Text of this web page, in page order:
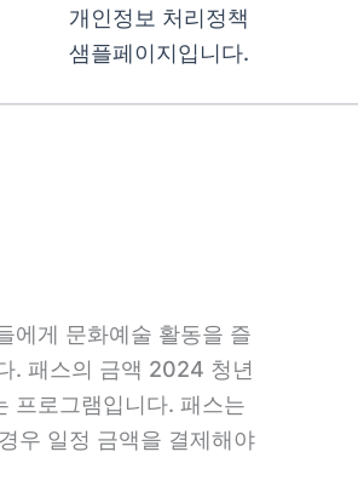
개인정보 처리정책
샘플페이지입니다.
에게 문화예술 활동을 즐
. 패스의 금액 2024 청년
프로그램입니다. 패스는
우 일정 금액을 결제해야